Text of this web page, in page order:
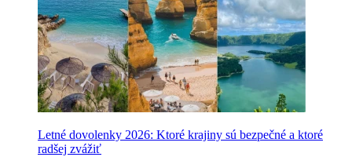
Letné dovolenky 2026: Ktoré krajiny sú bezpečné a ktoré
radšej zvážiť